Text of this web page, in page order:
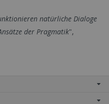
natürliche Dialoge
der Pragmatik",